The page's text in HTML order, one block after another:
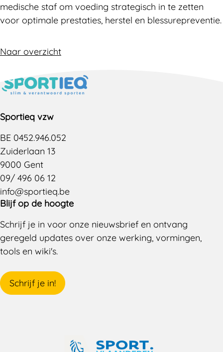
medische staf om voeding strategisch in te zetten
voor optimale prestaties, herstel en blessurepreventie.
Naar overzicht
Sportieq vzw
BE 0452.946.052
Zuiderlaan 13
9000 Gent
09/ 496 06 12
info@sportieq.be
Blijf op de hoogte
Schrijf je in voor onze nieuwsbrief en ontvang
geregeld updates over onze werking, vormingen,
tools en wiki's.
Schrijf je in!